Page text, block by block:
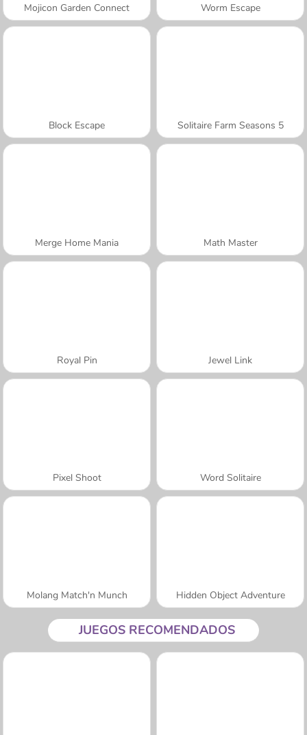
Mojicon Garden Connect Worm Escape
Block Escape Solitaire Farm Seasons 5
Merge Home Mania Math Master
Royal Pin Jewel Link
Pixel Shoot Word Solitaire
Molang Match'n Munch Hidden Object Adventure
JUEGOS RECOMENDADOS